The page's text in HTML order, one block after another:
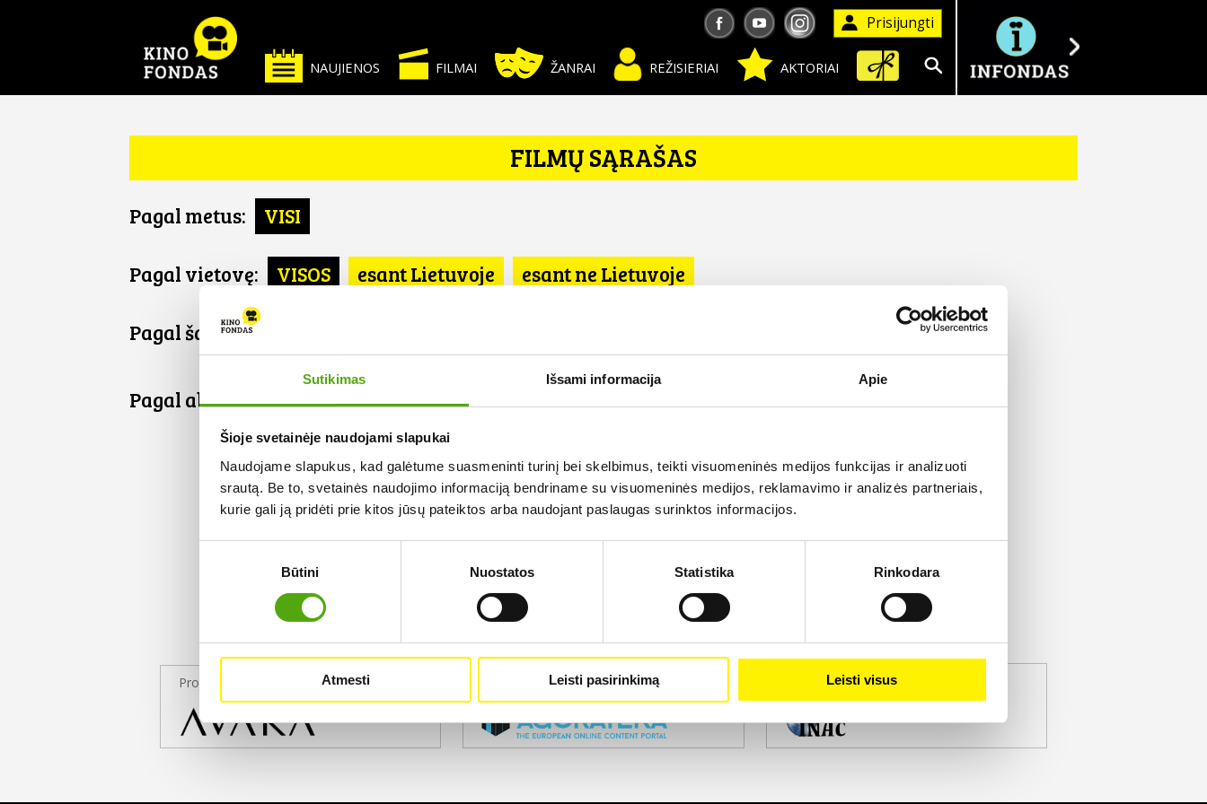
Sutikimas Išsami informacija Apie
Šioje svetainėje naudojami slapukai
Naudojame slapukus, kad galėtume suasmeninti turinį bei skelbimus, teikti visuomeninės medijos funkcijas ir analizuoti
srautą. Be to, svetainės naudojimo informaciją bendriname su visuomeninės medijos, reklamavimo ir analizės partneriais,
kurie gali ją pridėti prie kitos jūsų pateiktos arba naudojant paslaugas surinktos informacijos.
Būtini Nuostatos Statistika Rinkodara
Atmesti Leisti pasirinkimą Leisti visus
Prisijungti
AKTORIAI
REŽISIERIAI
ŽANRAI
FILMAI
NAUJIENOS
Ieškoti
FILMŲ SĄRAŠAS
Pagal metus: VISI
Pagal vietovę: VISOS esant Lietuvoje esant ne Lietuvoje
Pagal šalį: VISOS
Pagal abėcėlę:
Projekto partneris Projekto partneris Projekto partneris